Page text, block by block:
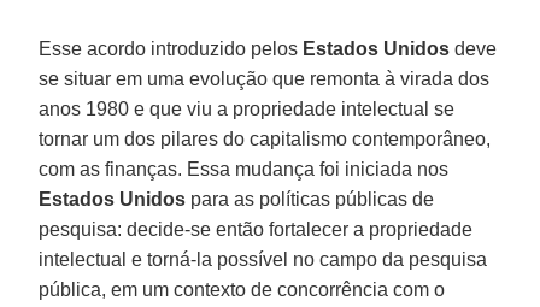
Esse acordo introduzido pelos Estados Unidos deve
se situar em uma evolução que remonta à virada dos
anos 1980 e que viu a propriedade intelectual se
tornar um dos pilares do capitalismo contemporâneo,
com as finanças. Essa mudança foi iniciada nos
Estados Unidos para as políticas públicas de
pesquisa: decide-se então fortalecer a propriedade
intelectual e torná-la possível no campo da pesquisa
pública, em um contexto de concorrência com o